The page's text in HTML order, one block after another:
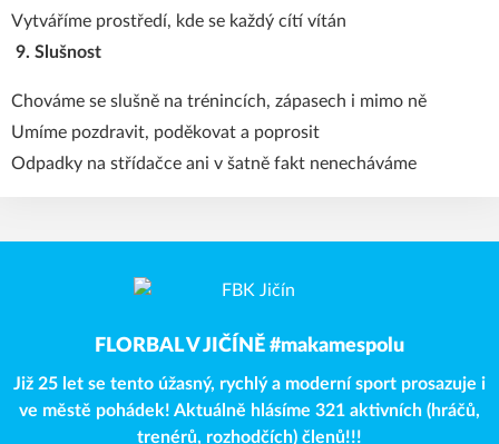
Vytváříme prostředí, kde se každý cítí vítán
9. Slušnost
Chováme se slušně na trénincích, zápasech i mimo ně
Umíme pozdravit, poděkovat a poprosit
Odpadky na střídačce ani v šatně fakt nenecháváme
FLORBAL V JIČÍNĚ #makamespolu
Již 25 let se tento úžasný, rychlý a moderní sport prosazuje i
ve městě pohádek! Aktuálně hlásíme 321 aktivních (hráčů,
trenérů, rozhodčích) členů!!!